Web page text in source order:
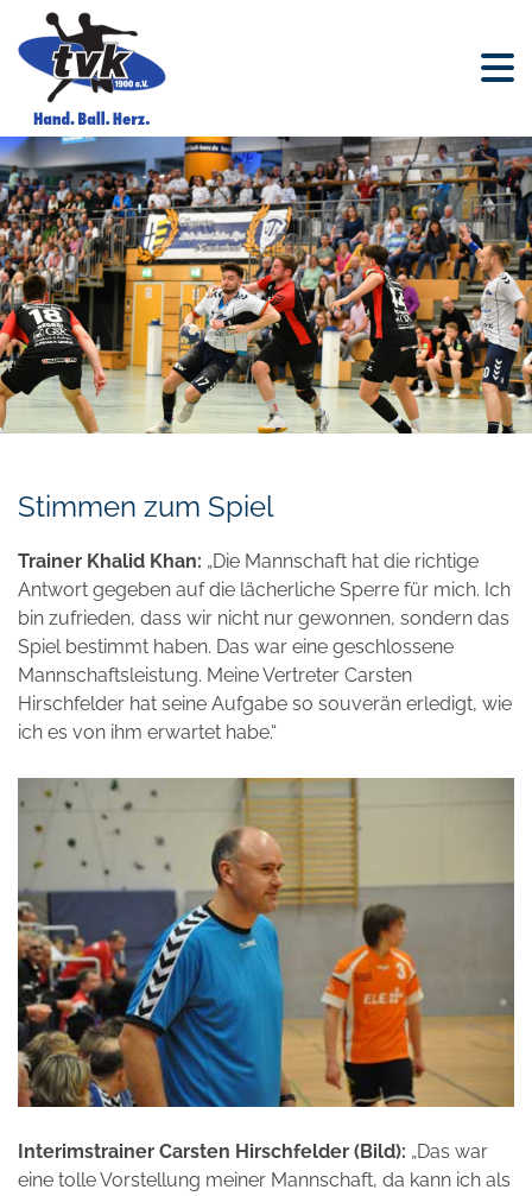
Stimmen zum Spiel
Trainer Khalid Khan: „Die Mannschaft hat die richtige
Antwort gegeben auf die lächerliche Sperre für mich. Ich
bin zufrieden, dass wir nicht nur gewonnen, sondern das
Spiel bestimmt haben. Das war eine geschlossene
Mannschaftsleistung. Meine Vertreter Carsten
Hirschfelder hat seine Aufgabe so souverän erledigt, wie
ich es von ihm erwartet habe.“
Interimstrainer Carsten Hirschfelder (Bild): „Das war
eine tolle Vorstellung meiner Mannschaft, da kann ich als